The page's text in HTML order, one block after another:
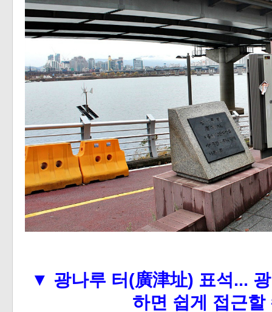
▼ 광나루 터(廣津址) 표석...
하면 쉽게 접근할